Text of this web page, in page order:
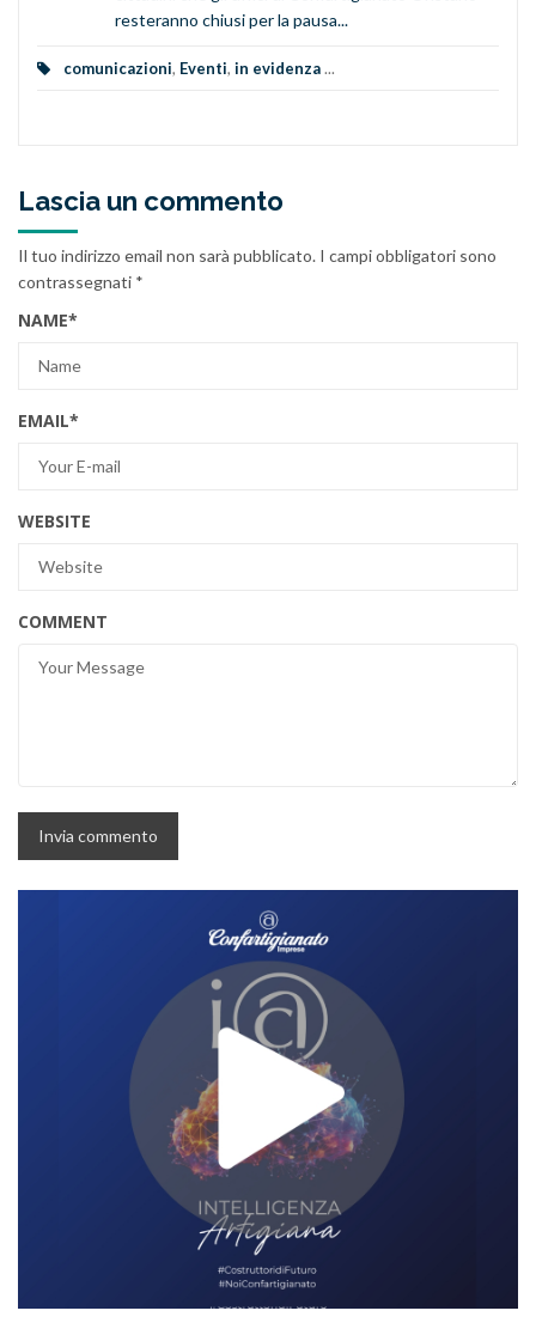
resteranno chiusi per la pausa...
comunicazioni, Eventi, in evidenza...
Lascia un commento
Il tuo indirizzo email non sarà pubblicato. I campi obbligatori sono
contrassegnati *
NAME*
EMAIL*
WEBSITE
COMMENT